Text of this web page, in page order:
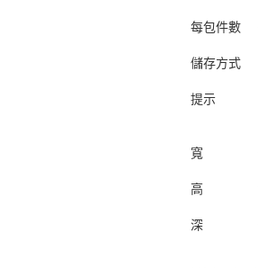
每包件數
儲存方式
提示
寬
高
深